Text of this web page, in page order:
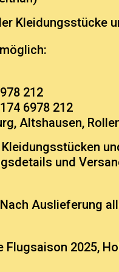
Kleidungsstücke
212
6978 212
Altshausen,
und
Auslieferung
Flugsaison 2025,